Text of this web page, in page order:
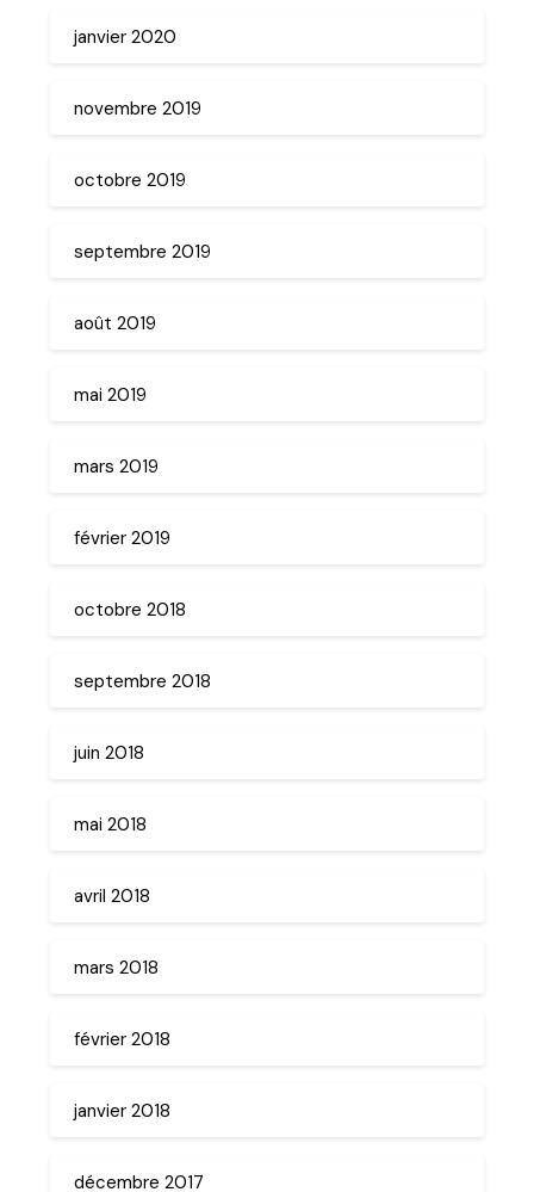
janvier 2020
novembre 2019
octobre 2019
septembre 2019
août 2019
mai 2019
mars 2019
février 2019
octobre 2018
septembre 2018
juin 2018
mai 2018
avril 2018
mars 2018
février 2018
janvier 2018
décembre 2017